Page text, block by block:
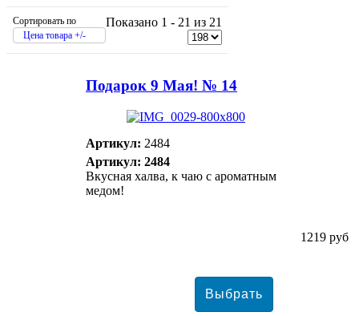
Сортировать по
Цена товара +/-
Показано 1 - 21 из 21
Подарок 9 Мая! № 14
Артикул: 2484
Артикул: 2484
Вкусная халва, к чаю с ароматным
медом!
1219 руб